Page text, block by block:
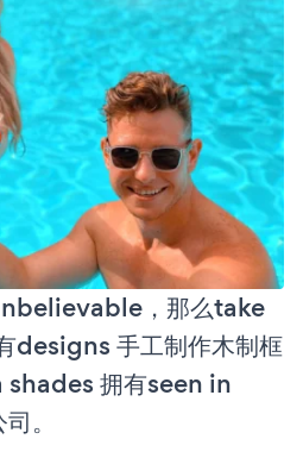
，那么take
designs 手工制作木制框
shades 拥有seen in
。